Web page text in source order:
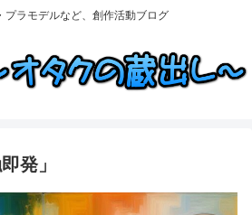
プラモデルなど、創作活動ブログ
発」